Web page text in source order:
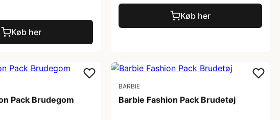
Køb her
Køb her
Pack Brudegom
BARBIE
Barbie Fashion Pack Brudetøj